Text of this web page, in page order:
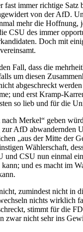
immer richtige Satz
von der AfD.
mehr die Hoffnung,
CSU des immer
Doch mit
Fall, dass die
um diesen
abgeschreckt
und erst Kramp-
so lieb und für die
Merkel“ geben
AfD abwandernden
„aus der Mitte der
Wählerschaft,
und CSU nun einmal
und es macht im
zumindest nicht in
nichts wirklich
stimmt für die
nicht sehr ins